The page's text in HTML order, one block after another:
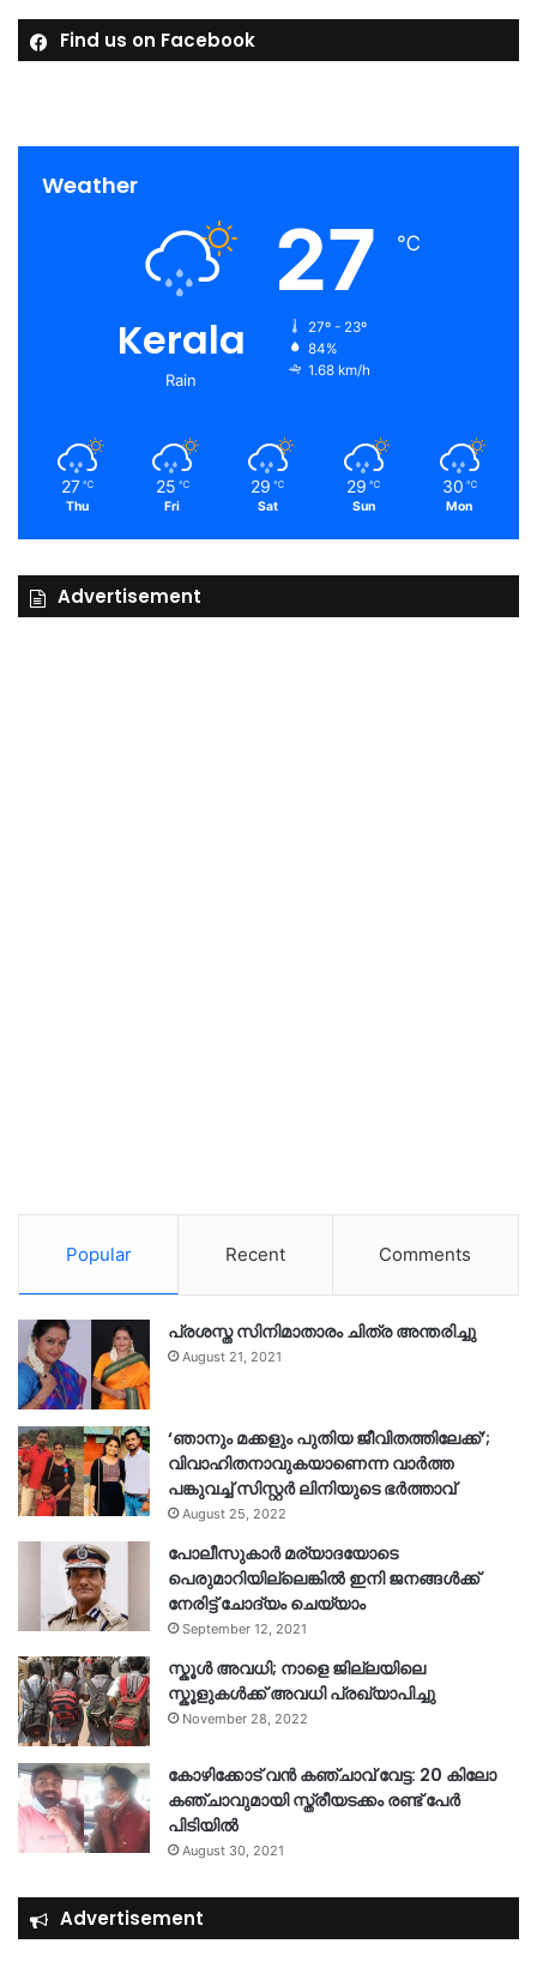
Find us on Facebook
Weather
Kerala
Rain
27 ℃
27º - 23º
84%
1.68 km/h
27 ℃
Thu
25 ℃
Fri
29 ℃
Sat
29 ℃
Sun
30 ℃
Mon
Advertisement
Popular Recent Comments
പ്രശസ്ത സിനിമാതാരം ചിത്ര അന്തരിച്ചു
August 21, 2021
‘ഞാനും മക്കളും പുതിയ ജീവിതത്തിലേക്ക്’;
വിവാഹിതനാവുകയാണെന്ന വാർത്ത
പങ്കുവച്ച് സിസ്റ്റർ ലിനിയുടെ ഭർത്താവ്
August 25, 2022
പോലീസുകാര്‍ മര്യാദയോടെ
പെരുമാറിയില്ലെങ്കില്‍ ഇനി ജനങ്ങള്‍ക്ക്
നേരിട്ട് ചോദ്യം ചെയ്യാം
September 12, 2021
സ്കൂൾ അവധി; നാളെ ജില്ലയിലെ
സ്കൂളുകൾക്ക് അവധി പ്രഖ്യാപിച്ചു
November 28, 2022
കോഴിക്കോട് വൻ കഞ്ചാവ് വേട്ട: 20 കിലോ
കഞ്ചാവുമായി സ്ത്രീയടക്കം രണ്ട് പേർ
പിടിയിൽ
August 30, 2021
Advertisement